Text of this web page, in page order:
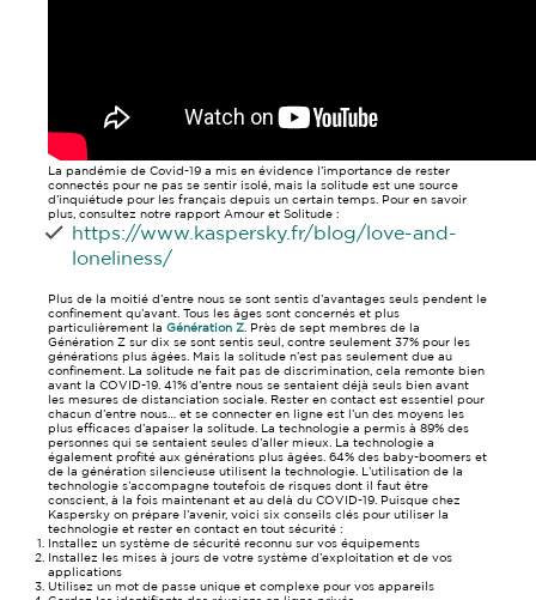
La pandémie de Covid-19 a mis en évidence l’importance de rester
connectés pour ne pas se sentir isolé, mais la solitude est une source
d’inquiétude pour les français depuis un certain temps. Pour en savoir
plus, consultez notre rapport Amour et Solitude :
https://www.kaspersky.fr/blog/love-and-
loneliness/
Plus de la moitié d’entre nous se sont sentis d’avantages seuls pendent le
confinement qu’avant. Tous les âges sont concernés et plus
particulièrement laGénération Z. Près de sept membres de la
Génération Z sur dix se sont sentis seul, contre seulement 37% pour les
générations plus âgées. Mais la solitude n’est pas seulement due au
confinement. La solitude ne fait pas de discrimination, cela remonte bien
avant la COVID-19. 41% d’entre nous se sentaient déjà seuls bien avant
les mesures de distanciation sociale. Rester en contact est essentiel pour
chacun d’entre nous… et se connecter en ligne est l’un des moyens les
plus efficaces d’apaiser la solitude. La technologie a permis à 89% des
personnes qui se sentaient seules d’aller mieux. La technologie a
également profité aux générations plus âgées. 64% des baby-boomers et
de la génération silencieuse utilisent la technologie. L’utilisation de la
technologie s’accompagne toutefois de risques dont il faut être
conscient, à la fois maintenant et au delà du COVID-19. Puisque chez
Kaspersky on prépare l’avenir, voici six conseils clés pour utiliser la
technologie et rester en contact en tout sécurité :
Installez un système de sécurité reconnu sur vos équipements
Installez les mises à jours de votre système d’exploitation et de vos
applications
Utilisez un mot de passe unique et complexe pour vos appareils